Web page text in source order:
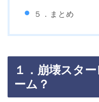
５．まとめ
１．崩壊スタ
ーム？